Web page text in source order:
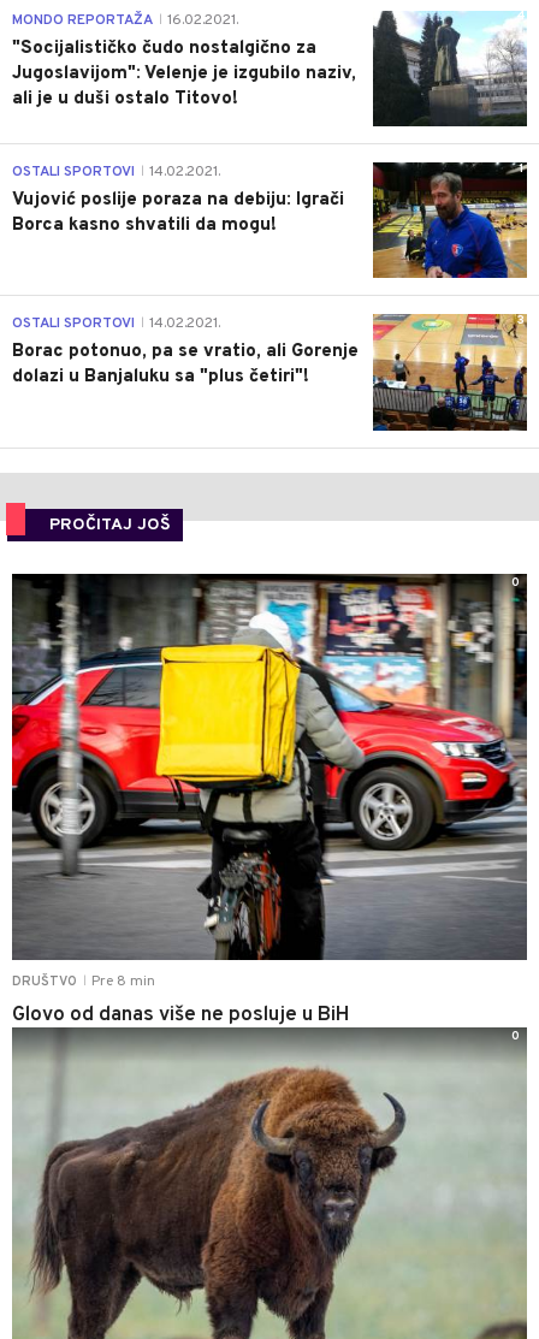
4
MONDO REPORTAŽA 16.02.2021.
"Socijalističko čudo nostalgično za
Jugoslavijom": Velenje je izgubilo naziv,
ali je u duši ostalo Titovo!
1
OSTALI SPORTOVI 14.02.2021.
Vujović poslije poraza na debiju: Igrači
Borca kasno shvatili da mogu!
3
OSTALI SPORTOVI 14.02.2021.
Borac potonuo, pa se vratio, ali Gorenje
dolazi u Banjaluku sa "plus četiri"!
PROČITAJ JOŠ
DRUŠTVO Pre 8 min
Glovo od danas više ne posluje u BiH
0
0